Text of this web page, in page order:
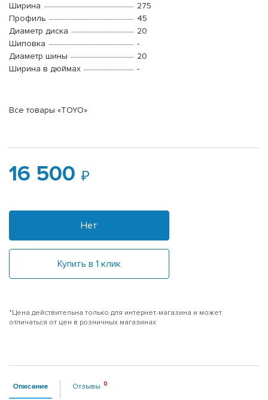
Ширина
275
Профиль
45
Диаметр диска
20
Шиповка
-
Диаметр шины
20
Ширина в дюймах
-
Все товары «TOYO»
16 500
Нет
Купить в 1 клик
*Цена действительна только для интернет-магазина и может
отличаться от цен в розничных магазинах
Описание Отзывы